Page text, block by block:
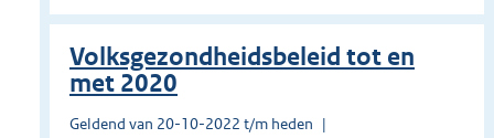
Volksgezondheidsbeleid tot en
met 2020
Geldend van 20-10-2022 t/m heden